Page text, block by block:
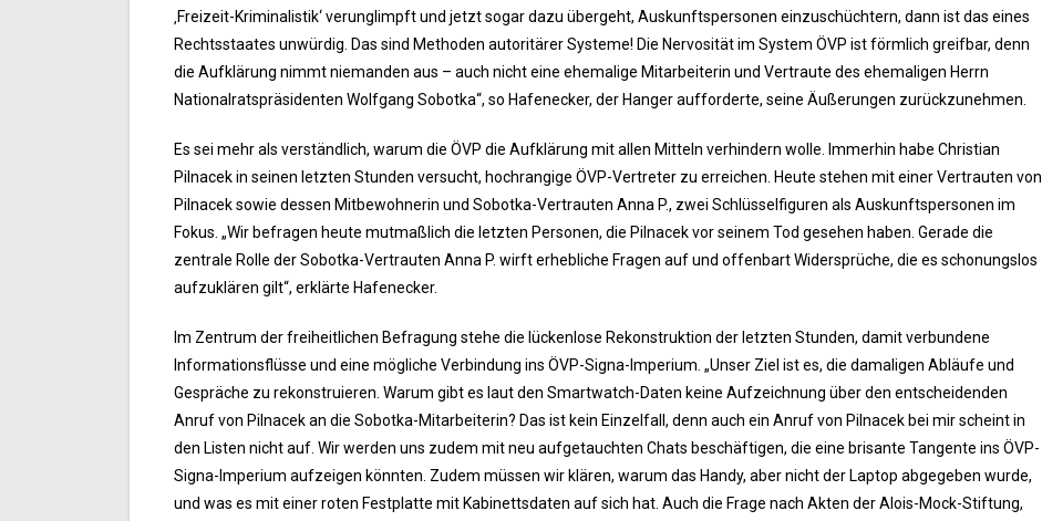
‚Freizeit-Kriminalistik‘ verunglimpft und jetzt sogar dazu übergeht, Auskunftspersonen einzuschüchtern, dann ist das eines
Rechtsstaates unwürdig. Das sind Methoden autoritärer Systeme! Die Nervosität im System ÖVP ist förmlich greifbar, denn
die Aufklärung nimmt niemanden aus – auch nicht eine ehemalige Mitarbeiterin und Vertraute des ehemaligen Herrn
Nationalratspräsidenten Wolfgang Sobotka“, so Hafenecker, der Hanger aufforderte, seine Äußerungen zurückzunehmen.
Es sei mehr als verständlich, warum die ÖVP die Aufklärung mit allen Mitteln verhindern wolle. Immerhin habe Christian
Pilnacek in seinen letzten Stunden versucht, hochrangige ÖVP-Vertreter zu erreichen. Heute stehen mit einer Vertrauten von
Pilnacek sowie dessen Mitbewohnerin und Sobotka-Vertrauten Anna P., zwei Schlüsselfiguren als Auskunftspersonen im
Fokus. „Wir befragen heute mutmaßlich die letzten Personen, die Pilnacek vor seinem Tod gesehen haben. Gerade die
zentrale Rolle der Sobotka-Vertrauten Anna P. wirft erhebliche Fragen auf und offenbart Widersprüche, die es schonungslos
aufzuklären gilt“, erklärte Hafenecker.
Im Zentrum der freiheitlichen Befragung stehe die lückenlose Rekonstruktion der letzten Stunden, damit verbundene
Informationsflüsse und eine mögliche Verbindung ins ÖVP-Signa-Imperium. „Unser Ziel ist es, die damaligen Abläufe und
Gespräche zu rekonstruieren. Warum gibt es laut den Smartwatch-Daten keine Aufzeichnung über den entscheidenden
Anruf von Pilnacek an die Sobotka-Mitarbeiterin? Das ist kein Einzelfall, denn auch ein Anruf von Pilnacek bei mir scheint in
den Listen nicht auf. Wir werden uns zudem mit neu aufgetauchten Chats beschäftigen, die eine brisante Tangente ins ÖVP-
Signa-Imperium aufzeigen könnten. Zudem müssen wir klären, warum das Handy, aber nicht der Laptop abgegeben wurde,
und was es mit einer roten Festplatte mit Kabinettsdaten auf sich hat. Auch die Frage nach Akten der Alois-Mock-Stiftung,